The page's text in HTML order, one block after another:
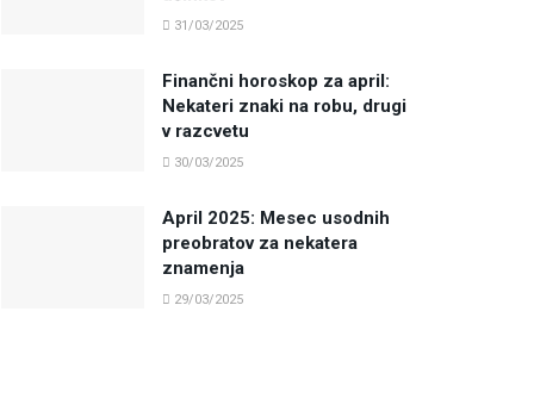
31/03/2025
Finančni horoskop za april:
Nekateri znaki na robu, drugi
v razcvetu
30/03/2025
April 2025: Mesec usodnih
preobratov za nekatera
znamenja
29/03/2025